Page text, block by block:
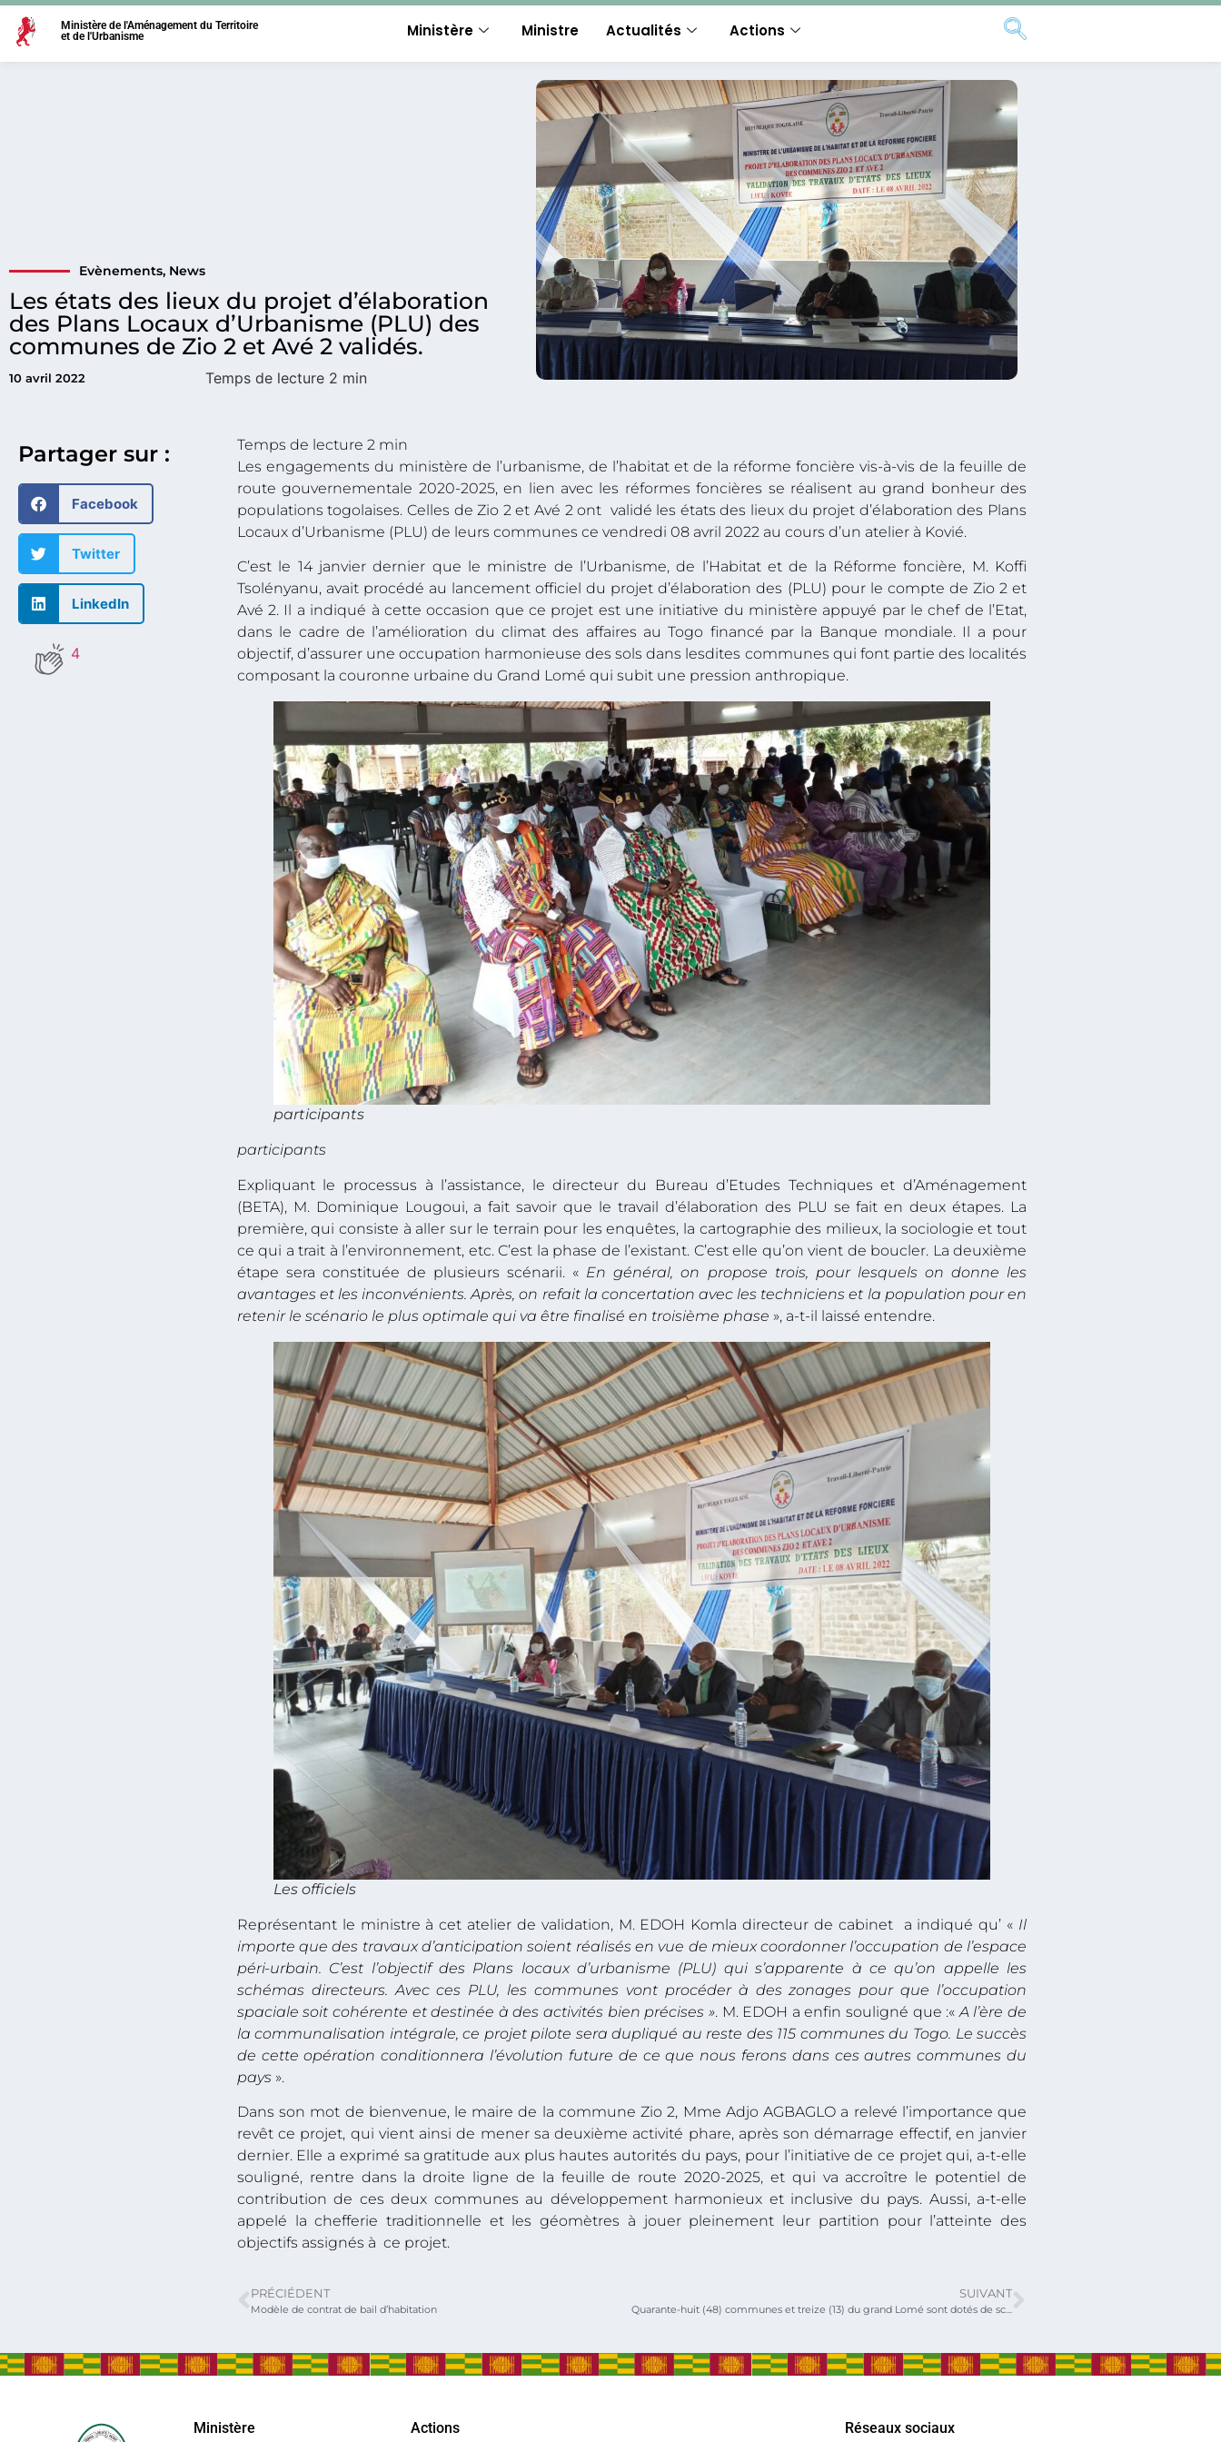
Ministère de l'Aménagement du Territoire
et de l'Urbanisme
Ministère Ministre Actualités Actions
Evènements, News
Les états des lieux du projet d’élaboration
des Plans Locaux d’Urbanisme (PLU) des
communes de Zio 2 et Avé 2 validés.
10 avril 2022
Partager sur :
Facebook
Twitter
LinkedIn
4
Les engagements du ministère de l’urbanisme, de l’habitat et de la réforme foncière vis-à-vis de la feuille de
route gouvernementale 2020-2025, en lien avec les réformes foncières se réalisent au grand bonheur des
populations togolaises. Celles de Zio 2 et Avé 2 ont validé les états des lieux du projet d’élaboration des Plans
Locaux d’Urbanisme (PLU) de leurs communes ce vendredi 08 avril 2022 au cours d’un atelier à Kovié.
C’est le 14 janvier dernier que le ministre de l’Urbanisme, de l’Habitat et de la Réforme foncière, M. Koffi
Tsolényanu, avait procédé au lancement officiel du projet d’élaboration des (PLU) pour le compte de Zio 2 et
Avé 2. Il a indiqué à cette occasion que ce projet est une initiative du ministère appuyé par le chef de l’Etat,
dans le cadre de l’amélioration du climat des affaires au Togo financé par la Banque mondiale. Il a pour
objectif, d’assurer une occupation harmonieuse des sols dans lesdites communes qui font partie des localités
composant la couronne urbaine du Grand Lomé qui subit une pression anthropique.
participants
participants
Expliquant le processus à l’assistance, le directeur du Bureau d’Etudes Techniques et d’Aménagement
(BETA), M. Dominique Lougoui, a fait savoir que le travail d’élaboration des PLU se fait en deux étapes. La
première, qui consiste à aller sur le terrain pour les enquêtes, la cartographie des milieux, la sociologie et tout
ce qui a trait à l’environnement, etc. C’est la phase de l’existant. C’est elle qu’on vient de boucler. La deuxième
étape sera constituée de plusieurs scénarii. « En général, on propose trois, pour lesquels on donne les
avantages et les inconvénients. Après, on refait la concertation avec les techniciens et la population pour en
retenir le scénario le plus optimale qui va être finalisé en troisième phase », a-t-il laissé entendre.
Les officiels
Représentant le ministre à cet atelier de validation, M. EDOH Komla directeur de cabinet a indiqué qu’ « Il
importe que des travaux d’anticipation soient réalisés en vue de mieux coordonner l’occupation de l’espace
péri-urbain. C’est l’objectif des Plans locaux d’urbanisme (PLU) qui s’apparente à ce qu’on appelle les
schémas directeurs. Avec ces PLU, les communes vont procéder à des zonages pour que l’occupation
spaciale soit cohérente et destinée à des activités bien précises ». M. EDOH a enfin souligné que :« A l’ère de
la communalisation intégrale,ce projet pilote sera dupliqué au reste des 115 communes du Togo. Le succès
de cette opération conditionnera l’évolution future de ce que nous ferons dans ces autres communes du
pays ».
Dans son mot de bienvenue, le maire de la commune Zio 2, Mme Adjo AGBAGLO a relevé l’importance que
revêt ce projet, qui vient ainsi de mener sa deuxième activité phare, après son démarrage effectif, en janvier
dernier. Elle a exprimé sa gratitude aux plus hautes autorités du pays, pour l’initiative de ce projet qui, a-t-elle
souligné, rentre dans ladroite ligne de la feuille de route 2020-2025, et qui va accroître le potentiel de
contribution de ces deux communes au développement harmonieux et inclusive du pays. Aussi, a-t-elle
appelé la chefferie traditionnelle et les géomètres à jouer pleinement leur partition pour l’atteinte des
objectifs assignés à ce projet.
PRÉCIÉDENT
Modèle de contrat de bail d’habitation
SUIVANT
Quarante-huit (48) communes et treize (13) du grand Lomé sont dotés de schéma directeur d’aménagement et d’urbanisme (SDAU)
Ministère Actions Réseaux sociaux